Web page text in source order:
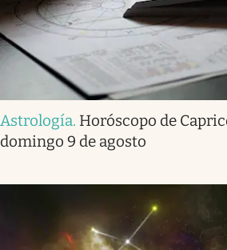
Astrología. Horóscopo de
domingo 9 de agosto